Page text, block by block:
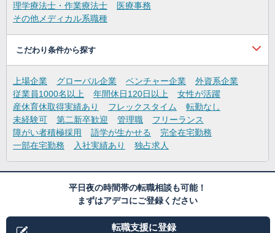
理学療法士・作業療法士
医療事務
その他メディカル系職種
こだわり条件から探す
上場企業 グローバル企業 ベンチャー企業
外資系企業
従業員1000名以上
年間休日120日以上
女性が活躍
産休育休取得実績あり
フレックスタイム
転勤なし
未経験可
第二新卒歓迎 管理職
フリーランス
障がい者積極採用
語学が生かせる
完全在宅勤務
一部在宅勤務
入社実績あり 独占求人
平日夜の時間帯の転職相談も可能！
まずはアデコにご登録ください
転職支援に登録